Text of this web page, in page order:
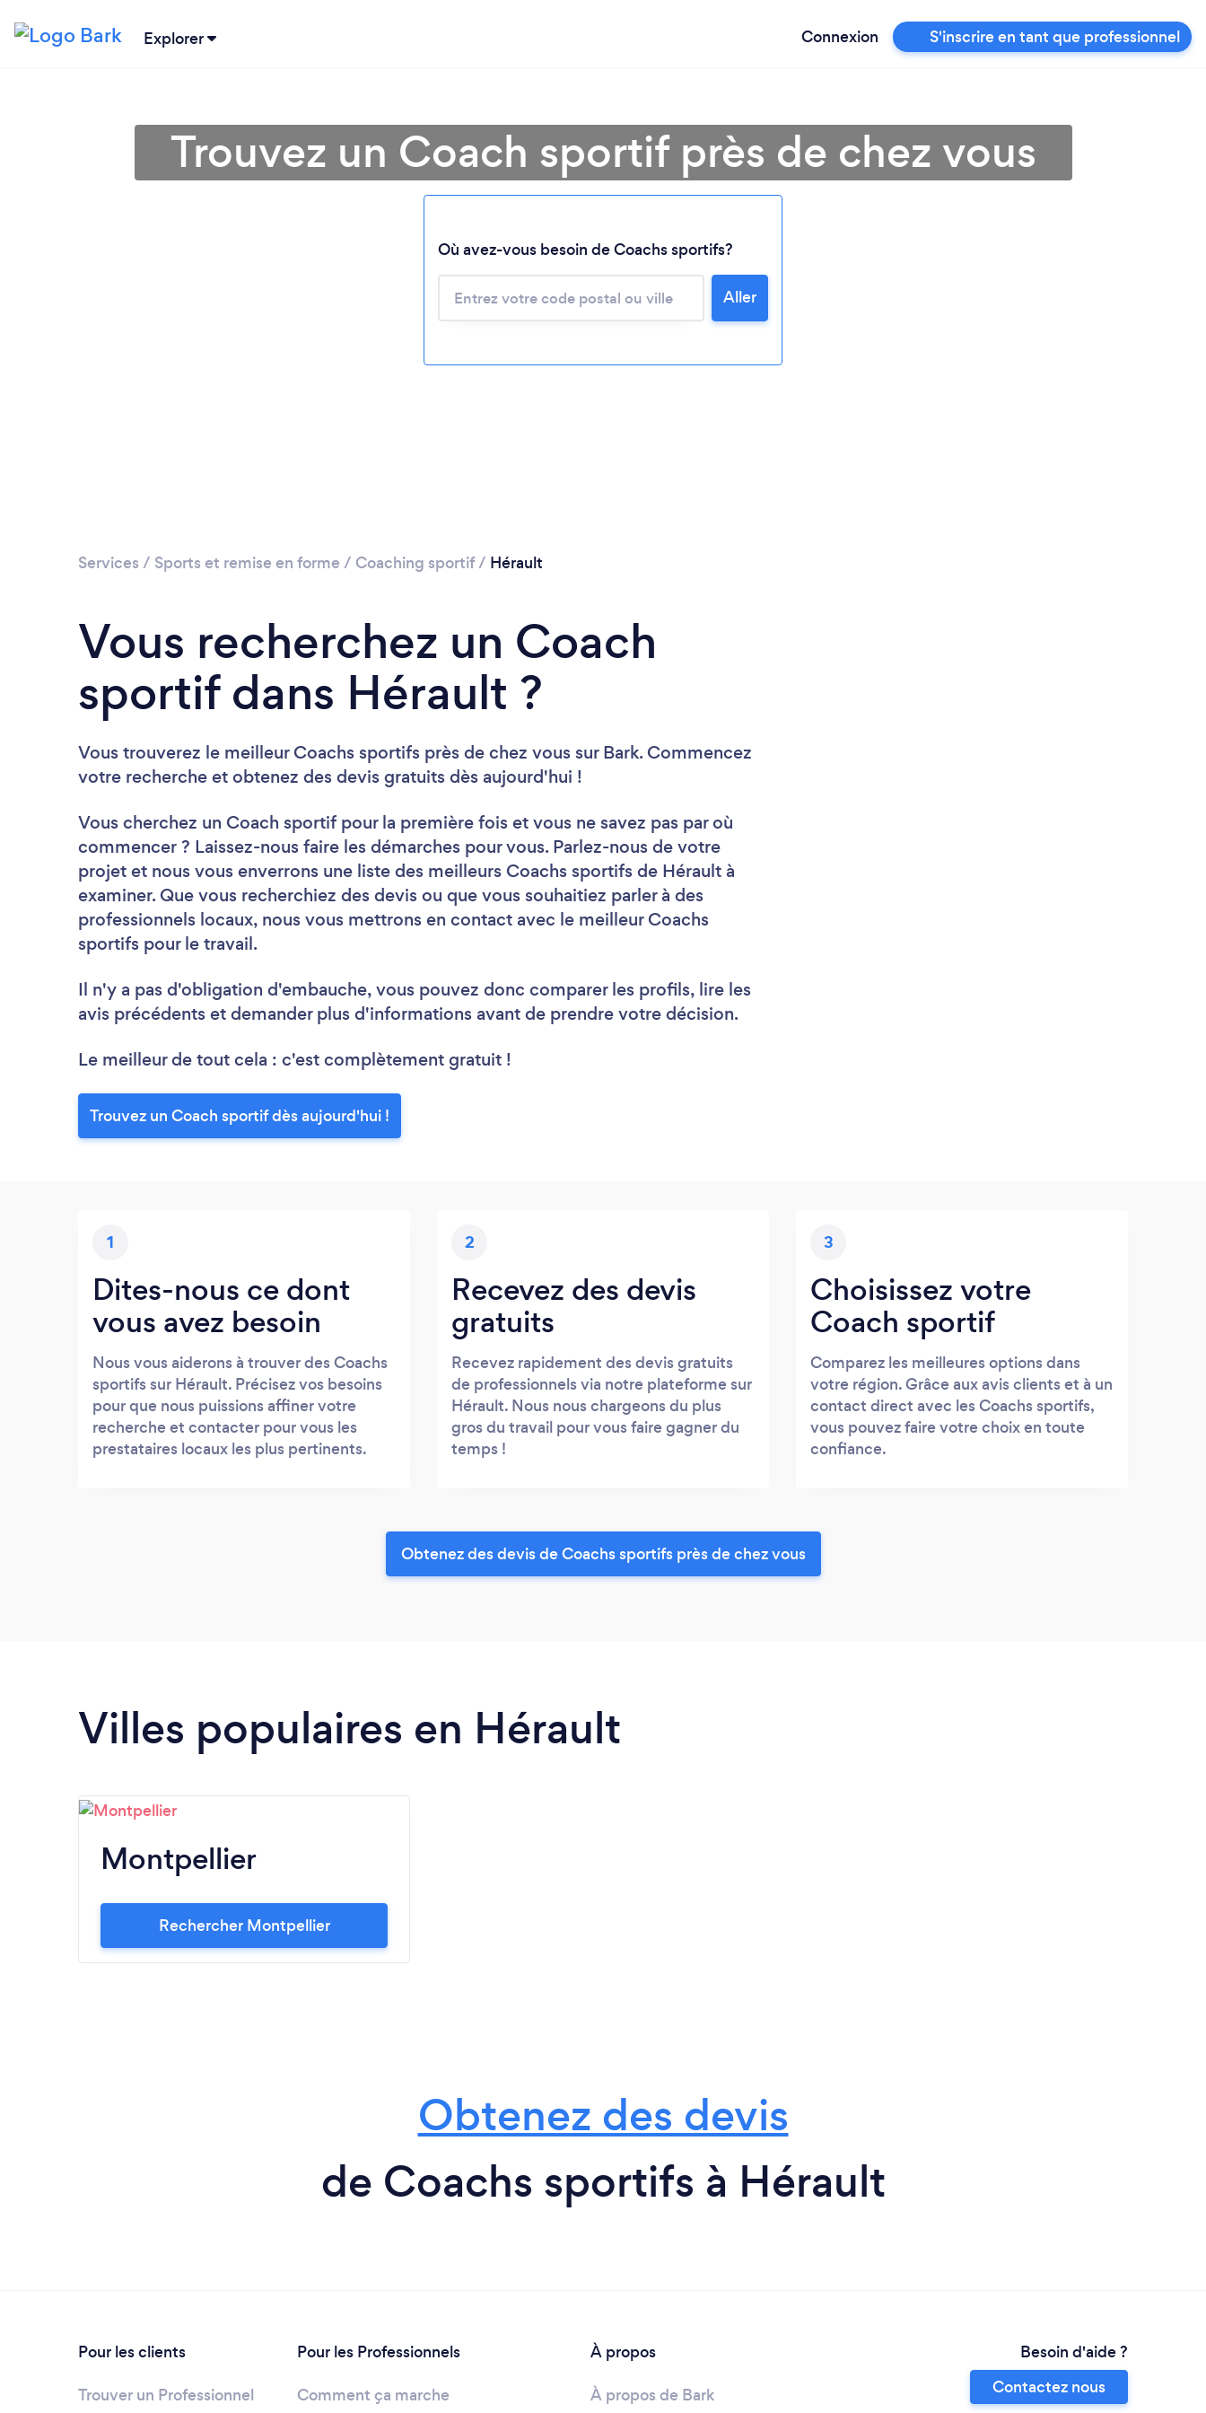
Explorer Connexion S'inscrire en tant que professionnel
Chargement...
Trouvez un Coach sportif près de chez vous
Où avez-vous besoin de Coachs sportifs?
Aller
Services / Sports et remise en forme / Coaching sportif/ Hérault
Vous recherchez un Coach
sportif dans Hérault ?
Vous trouverez le meilleur Coachs sportifs près de chez vous sur Bark. Commencez
votre recherche et obtenez des devis gratuits dès aujourd'hui !
Vous cherchez un Coach sportif pour la première fois et vous ne savez pas par où
commencer ? Laissez-nous faire les démarches pour vous. Parlez-nous de votre
projet et nous vous enverrons une liste des meilleurs Coachs sportifs de Hérault à
examiner. Que vous recherchiez des devis ou que vous souhaitiez parler à des
professionnels locaux, nous vous mettrons en contact avec le meilleur Coachs
sportifs pour le travail.
Il n'y a pas d'obligation d'embauche, vous pouvez donc comparer les profils, lire les
avis précédents et demander plus d'informations avant de prendre votre décision.
Le meilleur de tout cela : c'est complètement gratuit !
Trouvez un Coach sportif dès aujourd'hui !
1
Dites-nous ce dont
vous avez besoin
Nous vous aiderons à trouver des Coachs
sportifs sur Hérault. Précisez vos besoins
pour que nous puissions affiner votre
recherche et contacter pour vous les
prestataires locaux les plus pertinents.
2
Recevez des devis
gratuits
Recevez rapidement des devis gratuits
de professionnels via notre plateforme sur
Hérault. Nous nous chargeons du plus
gros du travail pour vous faire gagner du
temps !
3
Choisissez votre
Coach sportif
Comparez les meilleures options dans
votre région. Grâce aux avis clients et à un
contact direct avec les Coachs sportifs,
vous pouvez faire votre choix en toute
confiance.
Obtenez des devis de Coachs sportifs près de chez vous
Villes populaires en Hérault
Montpellier
Rechercher Montpellier
Obtenez des devis
de Coachs sportifs à Hérault
Pour les clients
Trouver un Professionnel
Pour les Professionnels
Comment ça marche
À propos
À propos de Bark
Besoin d'aide ?
Contactez nous